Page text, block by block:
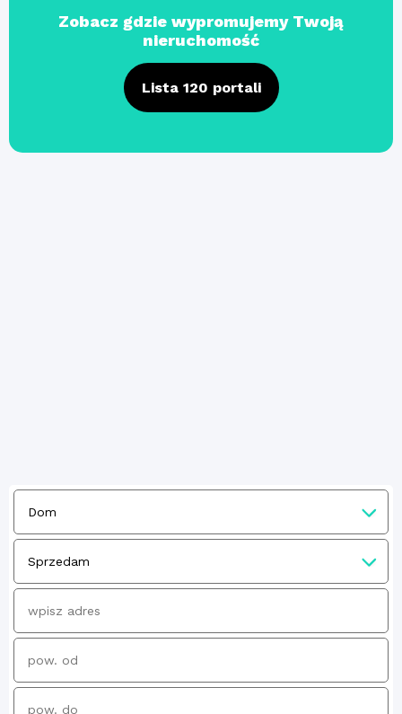
Zobacz gdzie wypromujemy Twoją
nieruchomość
Lista 120 portali